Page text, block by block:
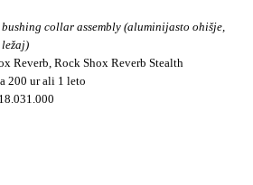
bushing collar assembly (aluminijasto ohišje,
Reverb, Rock Shox Reverb Stealth
200 ur ali 1 leto